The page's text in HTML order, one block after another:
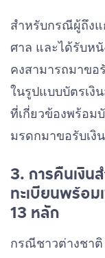
กรณีผู้ขอคืนภา
เดินทางไปรับเงิน
ภาษีคืนที่สาขา
ธนาคารด้วย
สำหรับกรณีผู้ถึง
ศาล และได้รับห
คงสามารถมาขอ
ในรูปแบบบัตรเงิ
ที่เกี่ยวข้องพร้อม
มรดกมาขอรับเงิ
3. การคืนเงิน
ทะเบียนพร้อม
13 หลัก
กรณีชาวต่างชา